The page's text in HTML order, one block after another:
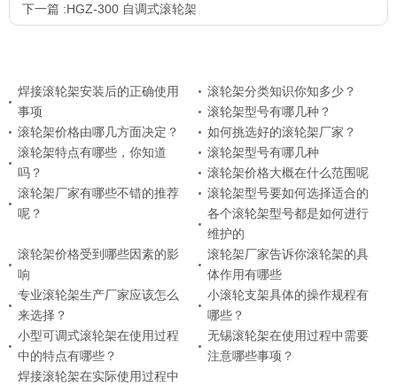
下一篇 :HGZ-300 自调式滚轮架
焊接滚轮架安装后的正确使用
事项
滚轮架分类知识你知多少？
滚轮架型号有哪几种？
滚轮架价格由哪几方面决定？
如何挑选好的滚轮架厂家？
滚轮架特点有哪些，你知道
吗？
滚轮架型号有哪几种
滚轮架价格大概在什么范围呢
滚轮架厂家有哪些不错的推荐
呢？
滚轮架型号要如何选择适合的
各个滚轮架型号都是如何进行
维护的
滚轮架价格受到哪些因素的影
响
滚轮架厂家告诉你滚轮架的具
体作用有哪些
专业滚轮架生产厂家应该怎么
来选择？
小滚轮支架具体的操作规程有
哪些？
小型可调式滚轮架在使用过程
中的特点有哪些？
无锡滚轮架在使用过程中需要
注意哪些事项？
焊接滚轮架在实际使用过程中